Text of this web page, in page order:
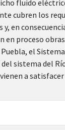
fluido
cubren los
en
en proceso
el
sistema del
a